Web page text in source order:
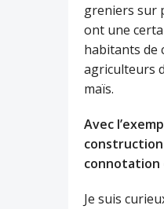
greniers sur
ont une
habitants de
agriculteurs
maïs.
Avec
connotation
Je suis